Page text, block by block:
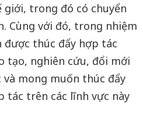
giới, trong đó có chuyển
Cùng với đó, trong nhiệm
thúc đẩy hợp tác
tạo, nghiên cứu, đổi mới
mong muốn thúc đẩy
tác trên các lĩnh vực này